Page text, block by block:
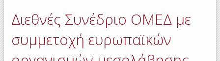
Διεθνές Συνέδριο ΟΜΕΔ με
συμμετοχή ευρωπαϊκών